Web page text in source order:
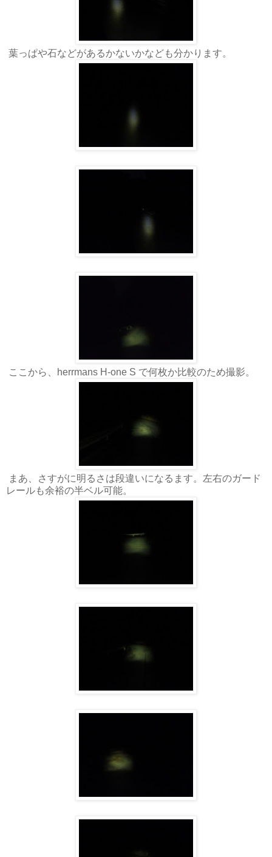
葉っぱや石などがあるかないかなども分かります。
ここから、herrmans H-one S で何枚か比較のため撮影。
まあ、さすがに明るさは段違いになるます。左右のガード
レールも余裕の半ベル可能。